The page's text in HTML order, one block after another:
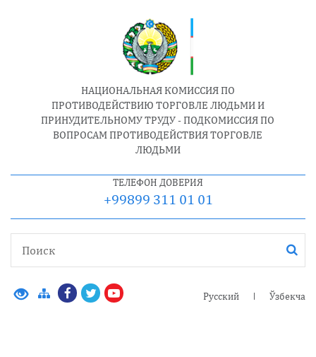
НАЦИОНАЛЬНАЯ КОМИССИЯ ПО
ПРОТИВОДЕЙСТВИЮ ТОРГОВЛЕ ЛЮДЬМИ И
ПРИНУДИТЕЛЬНОМУ ТРУДУ - ПОДКОМИССИЯ ПО
ВОПРОСАМ ПРОТИВОДЕЙСТВИЯ ТОРГОВЛЕ
ЛЮДЬМИ
ТЕЛЕФОН ДОВЕРИЯ
+99899 311 01 01
Русский Ўзбекча